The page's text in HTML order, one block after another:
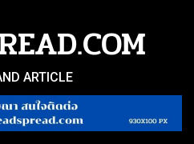
ARTICLE